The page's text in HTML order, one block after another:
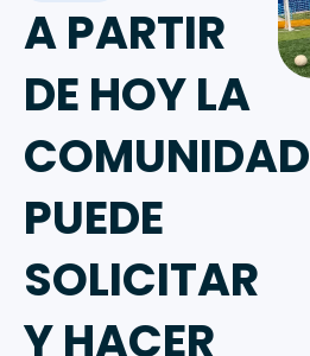
A PARTIR
DE HOY LA
COMUNIDAD
PUEDE
SOLICITAR
Y HACER